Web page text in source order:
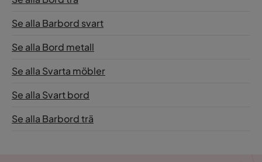
Se alla Barbord svart
Se alla Bord metall
Se alla Svarta möbler
Se alla Svart bord
Se alla Barbord trä